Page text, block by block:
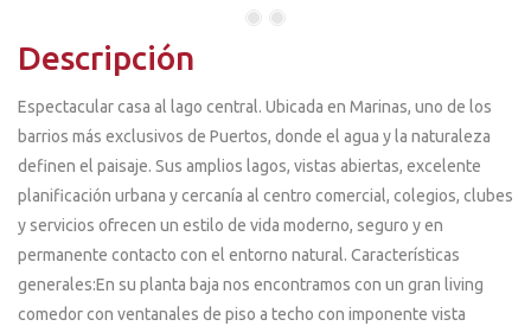
Descripción
Espectacular casa al lago central. Ubicada en Marinas, uno de los
barrios más exclusivos de Puertos, donde el agua y la naturaleza
definen el paisaje. Sus amplios lagos, vistas abiertas, excelente
planificación urbana y cercanía al centro comercial, colegios, clubes
y servicios ofrecen un estilo de vida moderno, seguro y en
permanente contacto con el entorno natural. Características
generales:En su planta baja nos encontramos con un gran living
comedor con ventanales de piso a techo con imponente vista